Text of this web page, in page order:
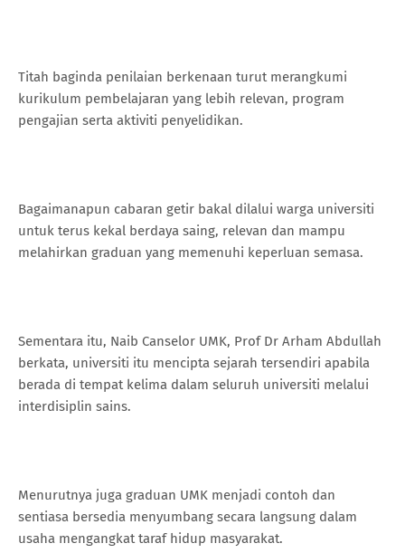
Titah baginda penilaian berkenaan turut merangkumi
kurikulum pembelajaran yang lebih relevan, program
pengajian serta aktiviti penyelidikan.
Bagaimanapun cabaran getir bakal dilalui warga universiti
untuk terus kekal berdaya saing, relevan dan mampu
melahirkan graduan yang memenuhi keperluan semasa.
Sementara itu, Naib Canselor UMK, Prof Dr Arham Abdullah
berkata, universiti itu mencipta sejarah tersendiri apabila
berada di tempat kelima dalam seluruh universiti melalui
interdisiplin sains.
Menurutnya juga graduan UMK menjadi contoh dan
sentiasa bersedia menyumbang secara langsung dalam
usaha mengangkat taraf hidup masyarakat.